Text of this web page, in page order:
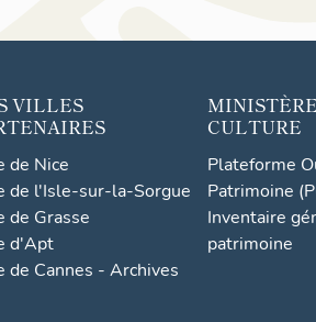
VILLES
de Nice
de l'Isle-sur-la-Sorgue
de Grasse
d'Apt
de Cannes - Archives
CULTURE
Plateforme
Patrimoine
Inventaire
patrimoine